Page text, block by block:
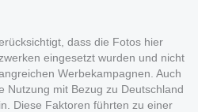
dass die Fotos hier
eingesetzt wurden und nicht
Werbekampagnen. Auch
Nutzung mit Bezug zu Deutschland
Diese Faktoren führten zu einer